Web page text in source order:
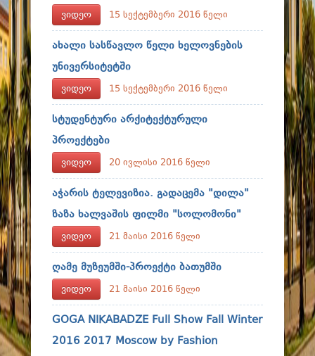
ვიდეო 15 სექტემბერი 2016 წელი
ახალი სასწავლო წელი ხელოვნების
უნივერსიტეტში
ვიდეო 15 სექტემბერი 2016 წელი
სტუდენტური არქიტექტურული
პროექტები
ვიდეო 20 ივლისი 2016 წელი
აჭარის ტელევიზია. გადაცემა "დილა"
ზაზა ხალვაშის ფილმი "სოლომონი"
ვიდეო 21 მაისი 2016 წელი
ღამე მუზეუმში-პროექტი ბათუმში
ვიდეო 21 მაისი 2016 წელი
GOGA NIKABADZE Full Show Fall Winter
2016 2017 Moscow by Fashion